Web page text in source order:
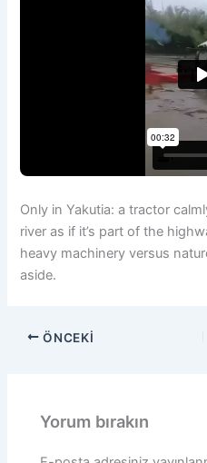
Only in Yakutia: a tractor
river as if it’s part of the
heavy machinery versus
aside.
ÖNCEKI
Yorum bırakın